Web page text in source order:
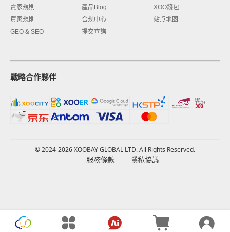
賣家規則
買家規則
GEO & SEO
產品Blog
合规中心
提交查詢
XOO錢包
站点地图
戰略合作夥伴
© 2024-2026 XOOBAY GLOBAL LTD. All Rights Reserved.
服務條款 隱私協議